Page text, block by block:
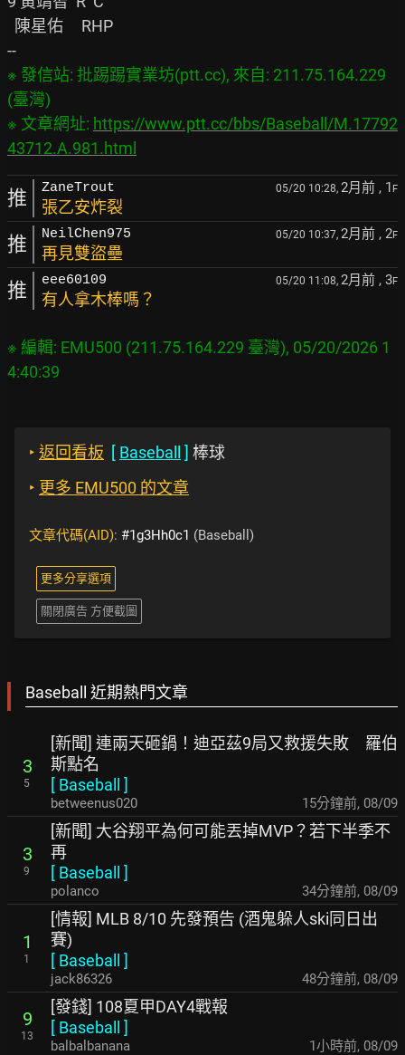
※ 發信站: 批踢踢實業坊(ptt.cc), 來自: 211.75.164.229
(臺灣)
※ 文章網址: https://www.ptt.cc/bbs/Baseball/M.17792
43712.A.981.html
推 ZaneTrout 05/20 10:28, 2月前 , 1 F
張乙安炸裂
推 NeilChen975 05/20 10:37, 2月前 , 2F
再見雙盜壘
推 eee60109 05/20 11:08, 2月前 , 3F
有人拿木棒嗎？
※ 編輯: EMU500 (211.75.164.229 臺灣), 05/20/2026 1
‣ 返回看板 [ Baseball ] 棒球
‣ 更多 EMU500 的文章
文章代碼(AID): #1g3Hh0c1 (Baseball)
更多分享選項
關閉廣告 方便截圖
Baseball 近期熱門文章
3
5
[新聞] 連兩天砸鍋！迪亞茲9局又救援失敗 羅伯
斯點名
[ Baseball ]
betweenus020 16分鐘前, 08/09
3
9
[新聞] 大谷翔平為何可能丟掉MVP？若下半季不
再
[ Baseball ]
polanco 34分鐘前, 08/09
1
1
[情報] MLB 8/10 先發預告 (酒鬼躲人ski同日出
賽)
[ Baseball ]
jack86326 48分鐘前, 08/09
9
13
[發錢] 108夏甲DAY4戰報
[ Baseball ]
balbalbanana 1小時前, 08/09